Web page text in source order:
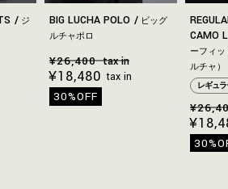
ジ BIG LUCHA POLO
ビッグ
ルチャポロ
¥26,400 tax in
¥18,480 tax in
30%OFF
CAMO
ーフィ
ルチャ）
レギュ